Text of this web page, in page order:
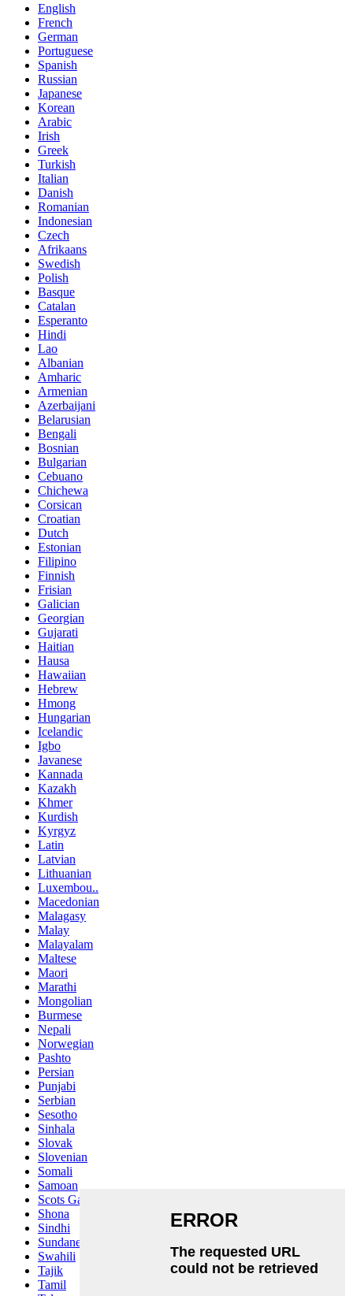
English
French
German
Portuguese
Spanish
Russian
Japanese
Korean
Arabic
Irish
Greek
Turkish
Italian
Danish
Romanian
Indonesian
Czech
Afrikaans
Swedish
Polish
Basque
Catalan
Esperanto
Hindi
Lao
Albanian
Amharic
Armenian
Azerbaijani
Belarusian
Bengali
Bosnian
Bulgarian
Cebuano
Chichewa
Corsican
Croatian
Dutch
Estonian
Filipino
Finnish
Frisian
Galician
Georgian
Gujarati
Haitian
Hausa
Hawaiian
Hebrew
Hmong
Hungarian
Icelandic
Igbo
Javanese
Kannada
Kazakh
Khmer
Kurdish
Kyrgyz
Latin
Latvian
Lithuanian
Luxembou..
Macedonian
Malagasy
Malay
Malayalam
Maltese
Maori
Marathi
Mongolian
Burmese
Nepali
Norwegian
Pashto
Persian
Punjabi
Serbian
Sesotho
Sinhala
Slovak
Slovenian
Somali
Samoan
Scots Gaelic
Shona
Sindhi
Sundanese
Swahili
Tajik
Tamil